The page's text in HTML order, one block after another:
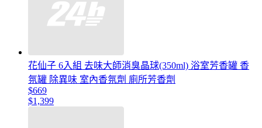
花仙子 6入組 去味大師消臭晶球(350ml) 浴室芳香罐 香
氛罐 除異味 室內香氛劑 廁所芳香劑
$669
$1,399